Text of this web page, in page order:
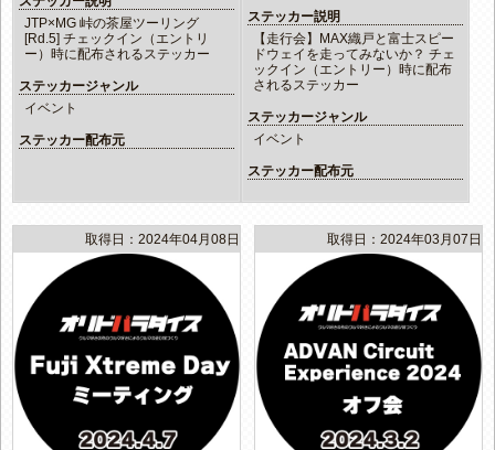
JTP×MG 峠の茶屋ツーリング
[Rd.5] チェックイン（エントリ
ー）時に配布されるステッカー
ステッカージャンル
イベント
ステッカー配布元
ステッカー説明
【走行会】MAX織戸と富士スピー
ドウェイを走ってみないか？ チェ
ックイン（エントリー）時に配布
されるステッカー
ステッカージャンル
イベント
ステッカー配布元
取得日：2024年04月08日 取得日：2024年03月07日